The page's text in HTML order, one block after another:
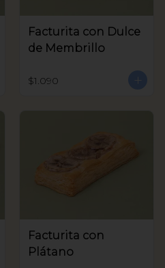
Facturita con Dulce
de Membrillo
$1.090
Facturita con
Plátano